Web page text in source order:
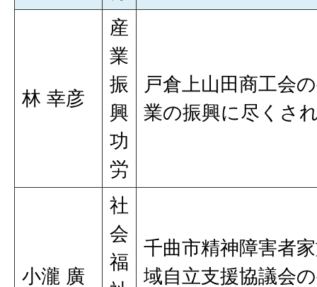
林 幸彦
産
業
振
興
功
労
戸倉上山田商工会
業の振興に尽くさ
小瀧 廣
社
会
福
千曲市精神障害者
域自立支援協議会